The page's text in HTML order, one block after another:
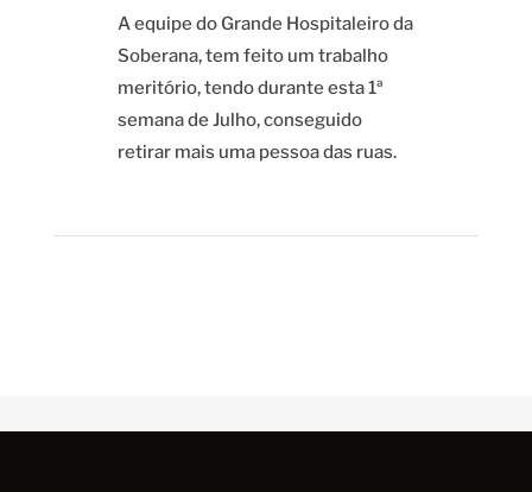
A equipe do Grande Hospitaleiro da
Soberana, tem feito um trabalho
meritório, tendo durante esta 1ª
semana de Julho, conseguido
retirar mais uma pessoa das ruas.